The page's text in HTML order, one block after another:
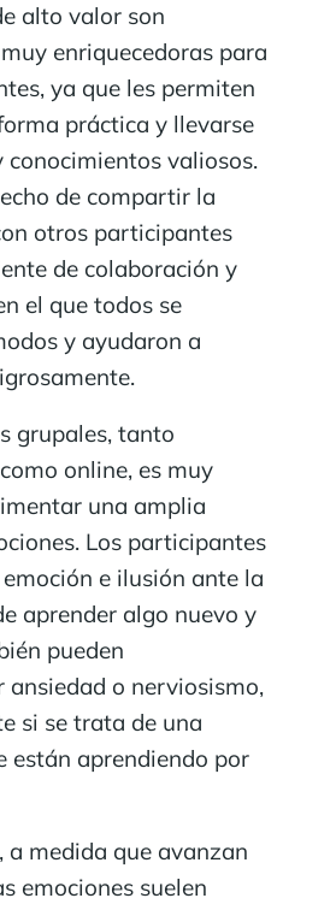
alto valor son
enriquecedoras para
ya que les permiten
práctica y llevarse
conocimientos valiosos.
de compartir la
otros participantes
de colaboración y
el que todos se
y ayudaron a
grupales, tanto
online, es muy
una amplia
Los participantes
e ilusión ante la
aprender algo nuevo y
pueden
ansiedad o nerviosismo,
si se trata de una
están aprendiendo por
a medida que avanzan
emociones suelen